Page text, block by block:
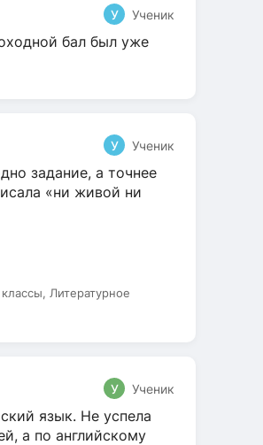
У Ученик
бал был уже
У Ученик
задание, а точнее
«ни живой ни
Литературное
У Ученик
язык. Не успела
а по английскому